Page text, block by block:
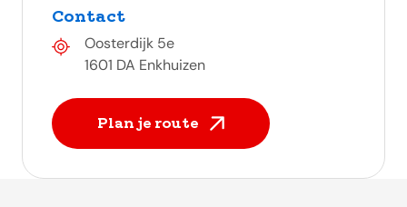
Contact
Oosterdijk 5e
1601 DA Enkhuizen
Plan je route